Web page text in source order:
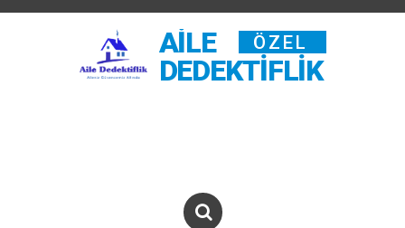
AILE ÖZEL
DEDEKTIFLIK